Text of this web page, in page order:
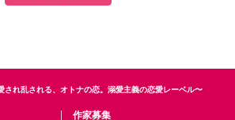
され乱される、オトナの恋。溺愛主義の恋愛レーベル〜
作家募集